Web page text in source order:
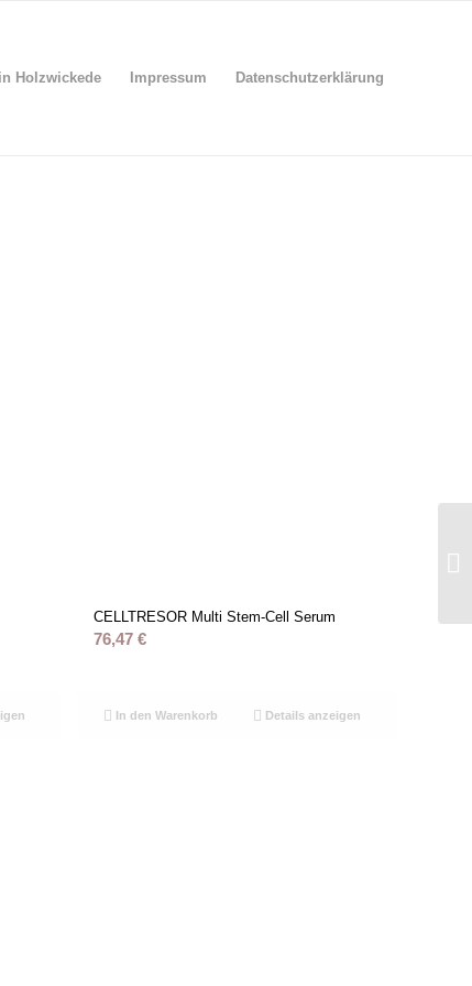
Holzwickede Impressum Datenschutzerklärung
CELLTRESOR Multi Stem-Cell Serum
76,47 €
In den Warenkorb Details anzeigen